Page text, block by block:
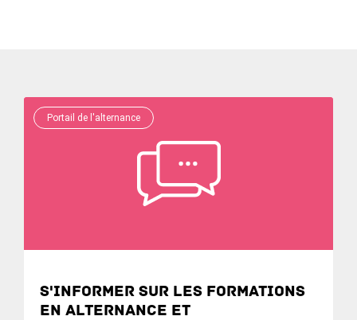
Portail de l'alternance
S'informer sur les formations
en alternance et